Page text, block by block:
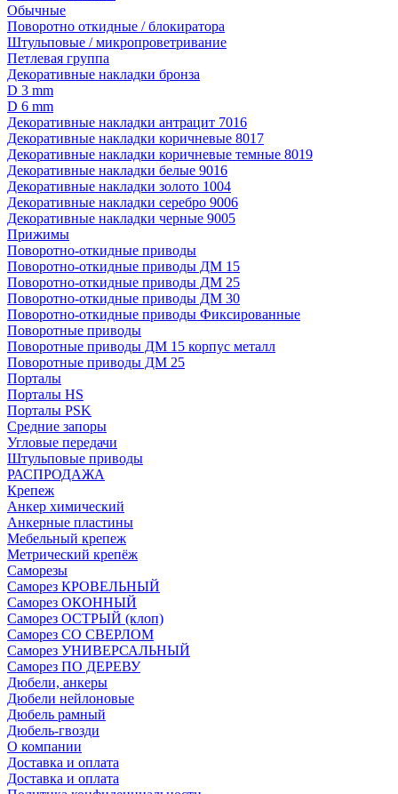
Обычные
Поворотно откидные / блокиратора
Штульповые / микропроветривание
Петлевая группа
Декоративные накладки бронза
D 3 mm
D 6 mm
Декоративные накладки антрацит 7016
Декоративные накладки коричневые 8017
Декоративные накладки коричневые темные 8019
Декоративные накладки белые 9016
Декоративные накладки золото 1004
Декоративные накладки серебро 9006
Декоративные накладки черные 9005
Прижимы
Поворотно-откидные приводы
Поворотно-откидные приводы ДМ 15
Поворотно-откидные приводы ДМ 25
Поворотно-откидные приводы ДМ 30
Поворотно-откидные приводы Фиксированные
Поворотные приводы
Поворотные приводы ДМ 15 корпус металл
Поворотные приводы ДМ 25
Порталы
Порталы HS
Порталы PSK
Средние запоры
Угловые передачи
Штульповые приводы
РАСПРОДАЖА
Крепеж
Анкер химический
Анкерные пластины
Мебельный крепеж
Метрический крепёж
Саморезы
Саморез КРОВЕЛЬНЫЙ
Саморез ОКОННЫЙ
Саморез ОСТРЫЙ (клоп)
Саморез СО СВЕРЛОМ
Саморез УНИВЕРСАЛЬНЫЙ
Саморез ПО ДЕРЕВУ
Дюбели, анкеры
Дюбели нейлоновые
Дюбель рамный
Дюбель-гвозди
О компании
Доставка и оплата
Доставка и оплата